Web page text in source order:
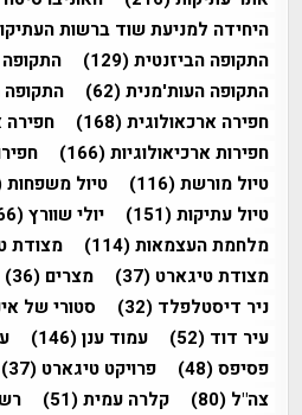
היחידה למניעת שוד ברשות
התקופה הביזנטית(129)
התקופה העות'מנית(62) התקופה
חפירה ארכאולוגית(168) חפירה
חפירות ארכיאולוגיות(166)
טיול מורשת(116) טיול משפחות
טיול עתיקות(151) יולי שוורץ(66)
מלחמת העצמאות(114) מצודת
מצודת טיגארט (37) מצרים (36)
ניר דיסטלפלד (32) סטורי של
עיר דוד (52) עמוד ענן(146)
פסיפס(48) פרויקט טיגארט (37)
צה"ל (80) קלרה עמית(51)